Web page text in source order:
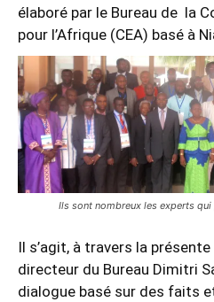
élaboré par le Bureau de la
pour l’Afrique (CEA) basé à
Ils sont nombreux les experts
Il s’agit, à travers la
directeur du Bureau Dimitri
dialogue basé sur des faits